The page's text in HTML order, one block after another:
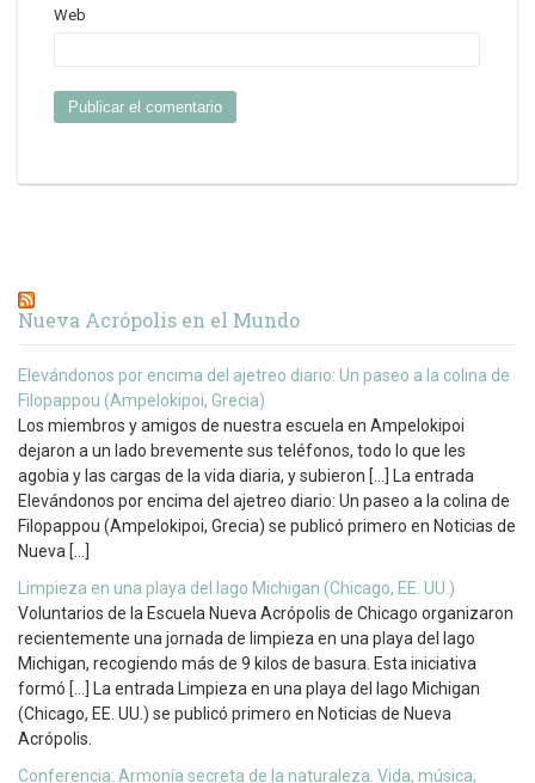
Web
Nueva Acrópolis en el Mundo
Elevándonos por encima del ajetreo diario: Un paseo a la colina de
Filopappou (Ampelokipoi, Grecia)
Los miembros y amigos de nuestra escuela en Ampelokipoi
dejaron a un lado brevemente sus teléfonos, todo lo que les
agobia y las cargas de la vida diaria, y subieron […] La entrada
Elevándonos por encima del ajetreo diario: Un paseo a la colina de
Filopappou (Ampelokipoi, Grecia) se publicó primero en Noticias de
Nueva […]
Limpieza en una playa del lago Michigan (Chicago, EE. UU.)
Voluntarios de la Escuela Nueva Acrópolis de Chicago organizaron
recientemente una jornada de limpieza en una playa del lago
Michigan, recogiendo más de 9 kilos de basura. Esta iniciativa
formó […] La entrada Limpieza en una playa del lago Michigan
(Chicago, EE. UU.) se publicó primero en Noticias de Nueva
Acrópolis.
Conferencia: Armonía secreta de la naturaleza. Vida, música,